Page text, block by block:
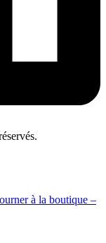
à la boutique –